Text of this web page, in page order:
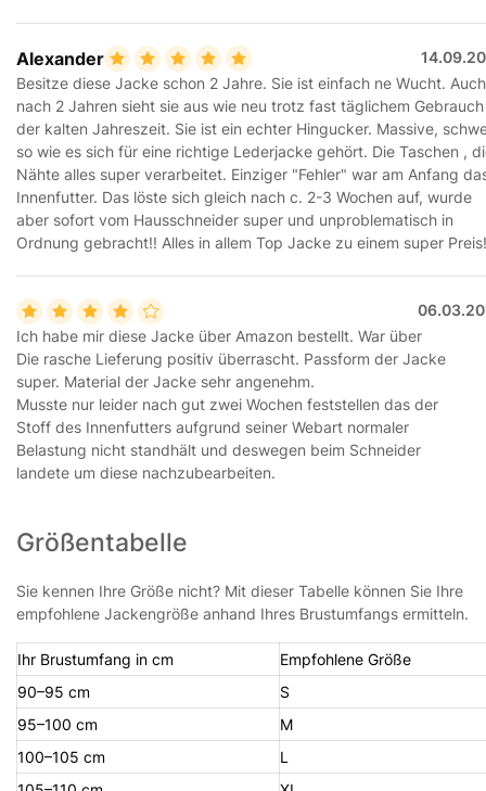
Alexander
Besitze diese Jacke schon 2 Jahre. Sie ist einfach ne Wucht. Auch
nach 2 Jahren sieht sie aus wie neu trotz fast täglichem
der kalten Jahreszeit. Sie ist ein echter Hingucker. Massive,
so wie es sich für eine richtige Lederjacke gehört. Die Taschen ,
Nähte alles super verarbeitet. Einziger "Fehler" war am Anfang
Innenfutter. Das löste sich gleich nach c. 2-3 Wochen auf, wurde
aber sofort vom Hausschneider super und unproblematisch in
Ordnung gebracht!! Alles in allem Top Jacke zu einem super Preis!
Ich habe mir diese Jacke über Amazon bestellt. War über
Die rasche Lieferung positiv überrascht. Passform der Jacke
super. Material der Jacke sehr angenehm.
Musste nur leider nach gut zwei Wochen feststellen das der
Stoff des Innenfutters aufgrund seiner Webart normaler
Belastung nicht standhält und deswegen beim Schneider
landete um diese nachzubearbeiten.
Größentabelle
Sie kennen Ihre Größe nicht? Mit dieser Tabelle können Sie Ihre
empfohlene Jackengröße anhand Ihres Brustumfangs ermitteln.
Ihr Brustumfang in cm
Empfohlene Größe
90–95 cm
S
95–100 cm
M
100–105 cm
L